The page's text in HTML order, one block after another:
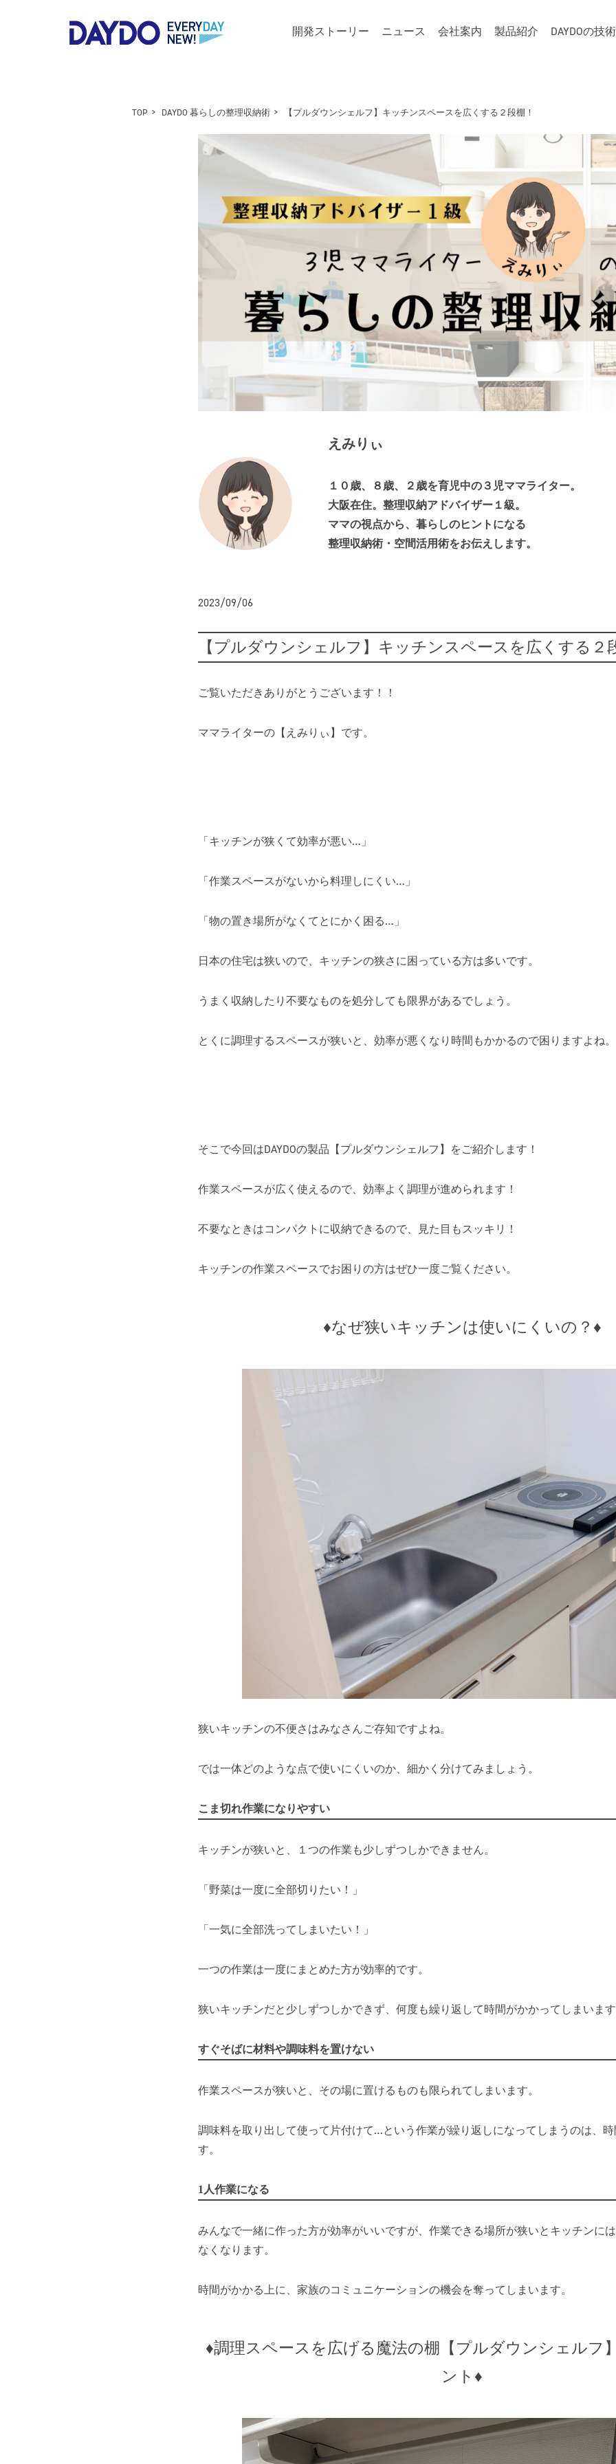
開発ストーリー ニュース 会社案内 製品紹介 DAYDOの技
TOP DAYDO 暮らしの整理収納術 【プルダウンシェルフ】キッチンスペースを広くする２段棚！
えみりぃ
１０歳、８歳、２歳を育児中の３児ママライター。
大阪在住。整理収納アドバイザー１級。
ママの視点から、暮らしのヒントになる
整理収納術・空間活用術をお伝えします。
2023/09/06
【プルダウンシェルフ】キッチンスペースを広くする２
ご覧いただきありがとうございます！！
ママライターの【えみりぃ】です。
「キッチンが狭くて効率が悪い…」
「作業スペースがないから料理しにくい…」
「物の置き場所がなくてとにかく困る…」
日本の住宅は狭いので、キッチンの狭さに困っている方は多いです。
うまく収納したり不要なものを処分しても限界があるでしょう。
とくに調理するスペースが狭いと、効率が悪くなり時間もかかるので困りますよね。
そこで今回はDAYDOの製品【プルダウンシェルフ】をご紹介します！
作業スペースが広く使えるので、効率よく調理が進められます！
不要なときはコンパクトに収納できるので、見た目もスッキリ！
キッチンの作業スペースでお困りの方はぜひ一度ご覧ください。
♦️なぜ狭いキッチンは使いにくいの？♦️
狭いキッチンの不便さはみなさんご存知ですよね。
では一体どのような点で使いにくいのか、細かく分けてみましょう。
こま切れ作業になりやすい
キッチンが狭いと、１つの作業も少しずつしかできません。
「野菜は一度に全部切りたい！」
「一気に全部洗ってしまいたい！」
一つの作業は一度にまとめた方が効率的です。
狭いキッチンだと少しずつしかできず、何度も繰り返して時間がかかってしまいま
すぐそばに材料や調味料を置けない
作業スペースが狭いと、その場に置けるものも限られてしまいます。
調味料を取り出して使って片付けて…という作業が繰り返しになってしまうのは、
す。
1人作業になる
みんなで一緒に作った方が効率がいいですが、作業できる場所が狭いとキッチンに
なくなります。
時間がかかる上に、家族のコミュニケーションの機会を奪ってしまいます。
♦️調理スペースを広げる魔法の棚【プルダウンシェルフ
ント♦️